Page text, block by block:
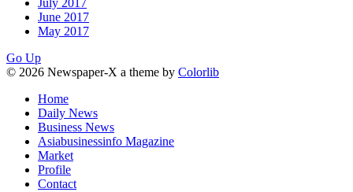
July 2017
June 2017
May 2017
Go Up
© 2026 Newspaper-X a theme by Colorlib
Home
Daily News
Business News
Asiabusinessinfo Magazine
Market
Profile
Contact